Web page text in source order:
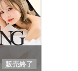
販売終了